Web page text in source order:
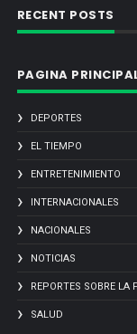
RECENT POSTS
PAGINA
DEPORTES
EL TIEMPO
ENTRETENIMIENTO
INTERNACIONALES
NACIONALES
NOTICIAS
REPORTES SOBRE LA
SALUD